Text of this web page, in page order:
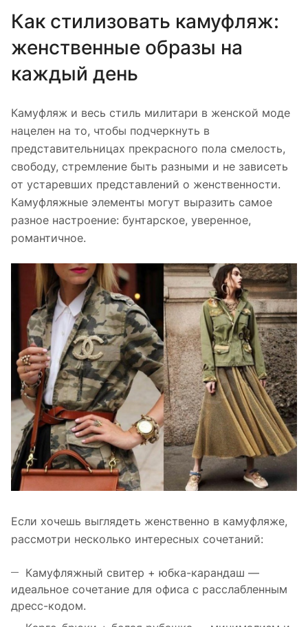
Как стилизовать камуфляж:
женственные образы на
каждый день
Камуфляж и весь стиль милитари в женской моде
нацелен на то, чтобы подчеркнуть в
представительницах прекрасного пола смелость,
свободу, стремление быть разными и не зависеть
от устаревших представлений о женственности.
Камуфляжные элементы могут выразить самое
разное настроение: бунтарское, уверенное,
романтичное.
Если хочешь выглядеть женственно в камуфляже,
рассмотри несколько интересных сочетаний:
Камуфляжный свитер + юбка-карандаш —
идеальное сочетание для офиса с расслабленным
дресс-кодом.